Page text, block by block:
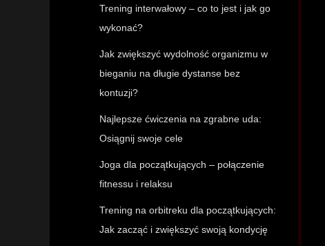
Trening interwałowy – co to jest i jak go
wykonać?
Jak zwiększyć wydolność organizmu w
bieganiu na długie dystanse bez
kontuzji?
Najlepsze ćwiczenia na zgrabne uda:
Osiągnij swoje cele
Joga dla początkujących – połączenie
fitnessu i relaksu
Trening na orbitreku dla początkujących:
Jak zacząć i zwiększyć swoją kondycję